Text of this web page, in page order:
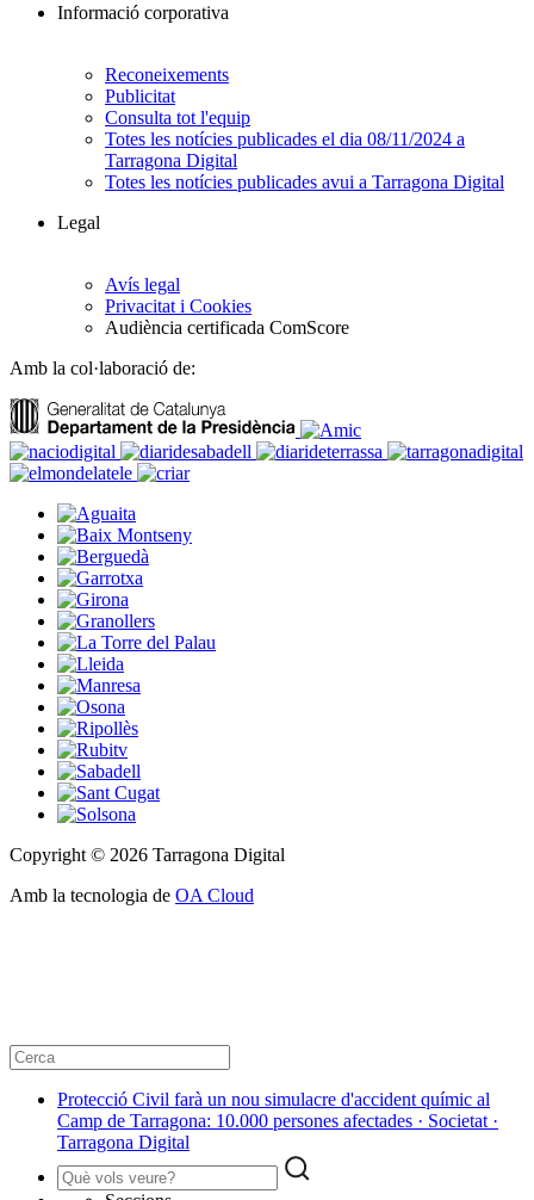
Informació corporativa
Reconeixements
Publicitat
Consulta tot l'equip
Totes les notícies publicades el dia 08/11/2024 a
Tarragona Digital
Totes les notícies publicades avui a Tarragona Digital
Legal
Avís legal
Privacitat i Cookies
Audiència certificada ComScore
Amb la col·laboració de:
Copyright © 2026 Tarragona Digital
Amb la tecnologia de OA Cloud
Protecció Civil farà un nou simulacre d'accident químic al
Camp de Tarragona: 10.000 persones afectades · Societat ·
Tarragona Digital